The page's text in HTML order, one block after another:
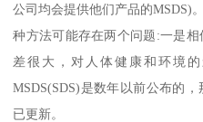
公司均会提供他们产品的MSDS)。
种方法可能存在两个问题:一是
差很大，对人体健康和环境
MSDS(SDS)是数年以前公布的
已更新。